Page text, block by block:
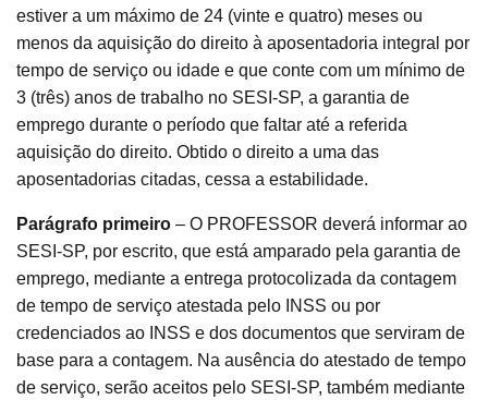
estiver a um máximo de 24 (vinte e quatro) meses ou
menos da aquisição do direito à aposentadoria integral por
tempo de serviço ou idade e que conte com um mínimo de
3 (três) anos de trabalho no SESI-SP, a garantia de
emprego durante o período que faltar até a referida
aquisição do direito. Obtido o direito a uma das
aposentadorias citadas, cessa a estabilidade.
Parágrafo primeiro – O PROFESSOR deverá informar ao
SESI-SP, por escrito, que está amparado pela garantia de
emprego, mediante a entrega protocolizada da contagem
de tempo de serviço atestada pelo INSS ou por
credenciados ao INSS e dos documentos que serviram de
base para a contagem. Na ausência do atestado de tempo
de serviço, serão aceitos pelo SESI-SP, também mediante